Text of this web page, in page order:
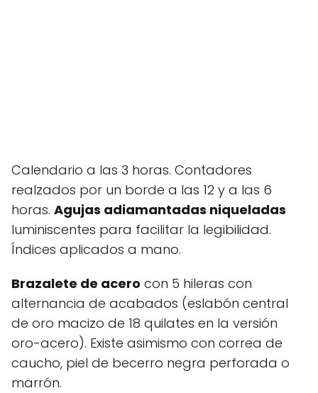
Calendario a las 3 horas. Contadores
realzados por un borde a las 12 y a las 6
horas. Agujas adiamantadas niqueladas
luminiscentes para facilitar la legibilidad.
Índices aplicados a mano.
Brazalete de acero con 5 hileras con
alternancia de acabados (eslabón central
de oro macizo de 18 quilates en la versión
oro-acero). Existe asimismo con correa de
caucho, piel de becerro negra perforada o
marrón.